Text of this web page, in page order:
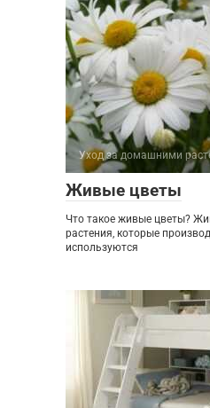
Уход за домашними
Живые цветы
Что такое живые цветы?
растения, которые
используются